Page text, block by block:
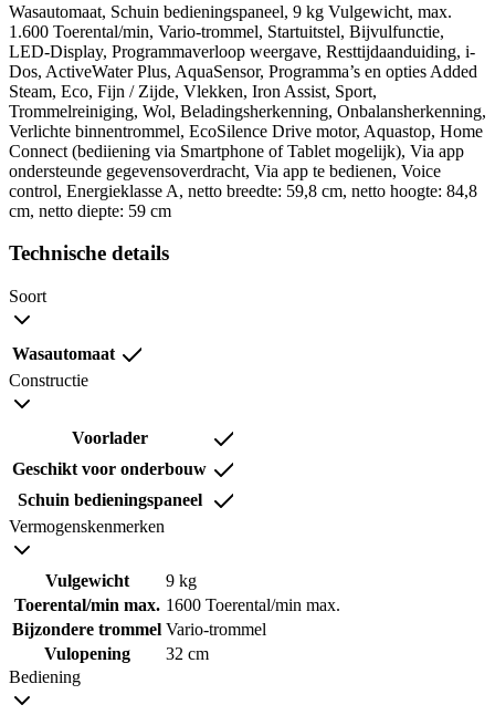
Wasautomaat, Schuin bedieningspaneel, 9 kg Vulgewicht, max.
1.600 Toerental/min, Vario-trommel, Startuitstel, Bijvulfunctie,
LED-Display, Programmaverloop weergave, Resttijdaanduiding, i-
Dos, ActiveWater Plus, AquaSensor, Programma’s en opties Added
Steam, Eco, Fijn / Zijde, Vlekken, Iron Assist, Sport,
Trommelreiniging, Wol, Beladingsherkenning, Onbalansherkenning,
Verlichte binnentrommel, EcoSilence Drive motor, Aquastop, Home
Connect (bediiening via Smartphone of Tablet mogelijk), Via app
ondersteunde gegevensoverdracht, Via app te bedienen, Voice
control, Energieklasse A, netto breedte: 59,8 cm, netto hoogte: 84,8
cm, netto diepte: 59 cm
Technische details
Soort
Wasautomaat
Constructie
Voorlader
Geschikt voor onderbouw
Schuin bedieningspaneel
Vermogenskenmerken
Vulgewicht
9 kg
Toerental/min max. 1600 Toerental/min max.
Bijzondere trommel Vario-trommel
Vulopening
32 cm
Bediening